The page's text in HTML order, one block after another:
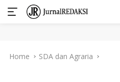
Home SDA dan Agraria